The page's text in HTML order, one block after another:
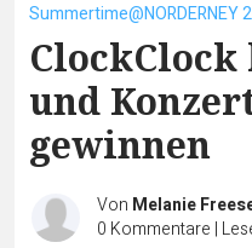
Summertime@NORDERNEY
und
gewinnen
Von Melanie
0 Kommentare |